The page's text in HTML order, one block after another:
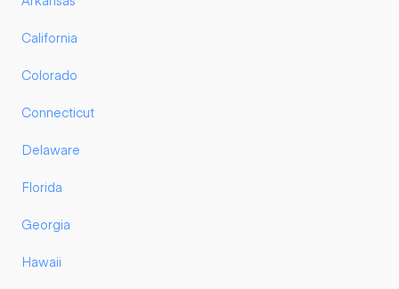
California
Colorado
Connecticut
Delaware
Florida
Georgia
Hawaii